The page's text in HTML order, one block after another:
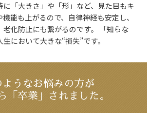
に「大きさ」や「形」など、見た目もキ
能も上がるので、自律神経も安定し、
化防止にも繋がるのです。 「知らな
において大きな“損失”です。
ようなお悩みの方が
「卒業」されました。